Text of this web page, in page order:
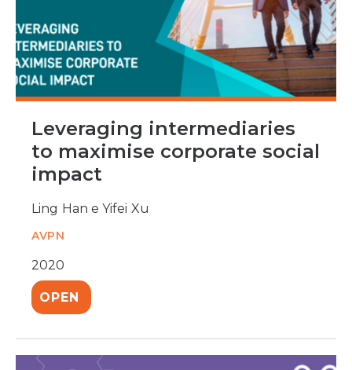
Leveraging intermediaries
to maximise corporate social
impact
Ling Han e Yifei Xu
AVPN
2020
OPEN